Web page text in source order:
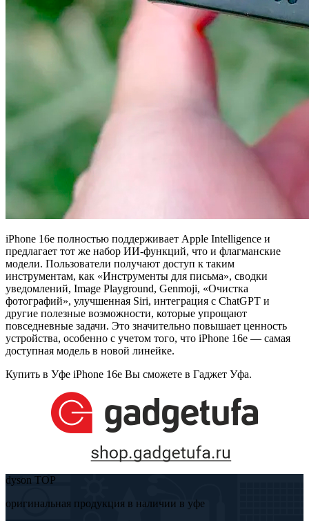
iPhone 16e полностью поддерживает Apple Intelligence и
предлагает тот же набор ИИ-функций, что и флагманские
модели. Пользователи получают доступ к таким
инструментам, как «Инструменты для письма», сводки
уведомлений, Image Playground, Genmoji, «Очистка
фотографий», улучшенная Siri, интеграция с ChatGPT и
другие полезные возможности, которые упрощают
повседневные задачи. Это значительно повышает ценность
устройства, особенно с учетом того, что iPhone 16e — самая
доступная модель в новой линейке.
Купить в Уфе iPhone 16e Вы сможете в Гаджет Уфа.
dyson TOP
оригинальная продукция в наличии в уфе